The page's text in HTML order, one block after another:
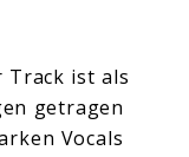
Track ist als
getragen
Vocals